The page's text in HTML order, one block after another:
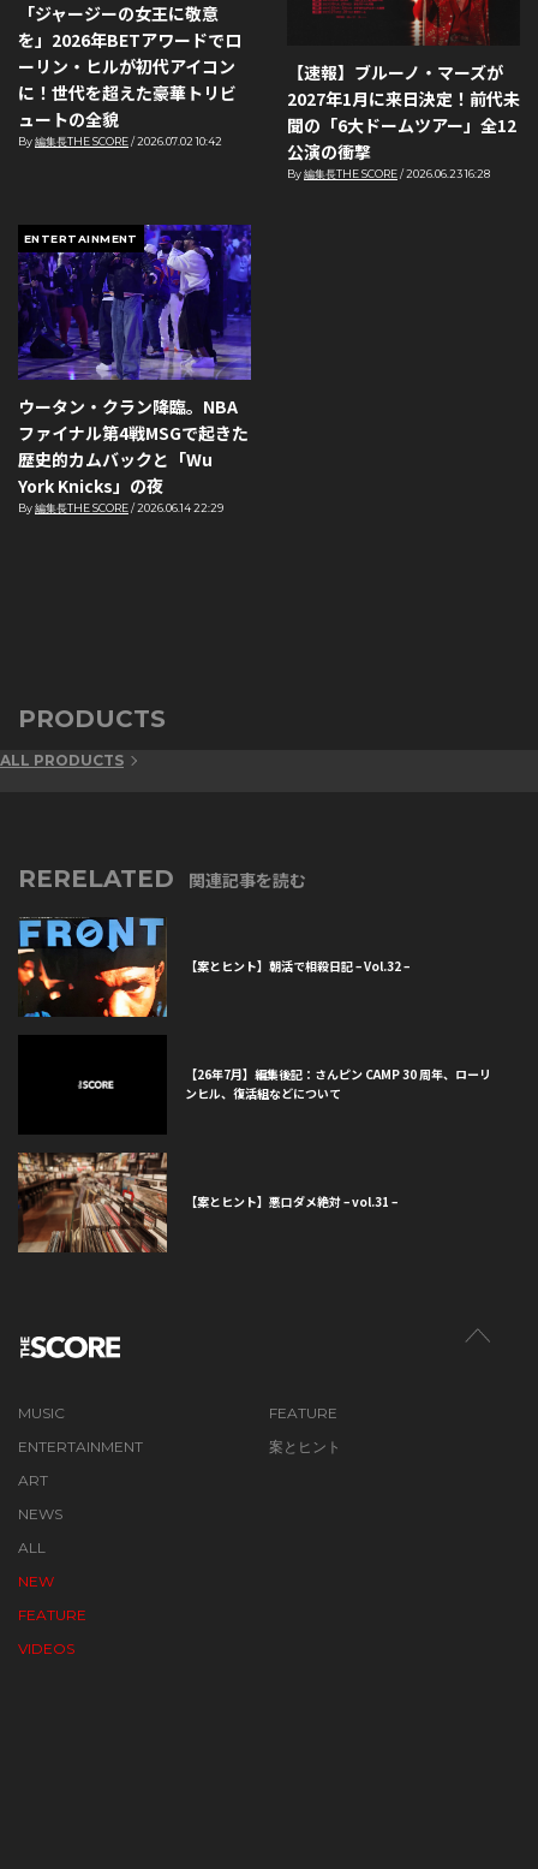
「ジャージーの女王に敬意
を」2026年BETアワードでロ
ーリン・ヒルが初代アイコン
に！世代を超えた豪華トリビ
ュートの全貌
By編集長THE SCORE/2026.07.02 10:42
【速報】ブルーノ・マーズが
2027年1月に来日決定！前代未
聞の「6大ドームツアー」全12
公演の衝撃
By編集長THE SCORE/2026.06.23 16:28
ENTERTAINMENT
ウータン・クラン降臨。NBA
ファイナル第4戦MSGで起きた
歴史的カムバックと「Wu
York Knicks」の夜
By編集長THE SCORE/2026.06.14 22:29
PRODUCTS
ALL PRODUCTS
RERELATED 関連記事を読む
【案とヒント】朝活で相殺日記 – Vol.32 –
【26年7月】編集後記：さんピン CAMP 30 周年、ローリ
ンヒル、復活組などについて
【案とヒント】悪口ダメ絶対 – vol.31 –
MUSIC
ENTERTAINMENT
ART
FEATURE
案とヒント
NEWS
ALL
NEW
FEATURE
VIDEOS